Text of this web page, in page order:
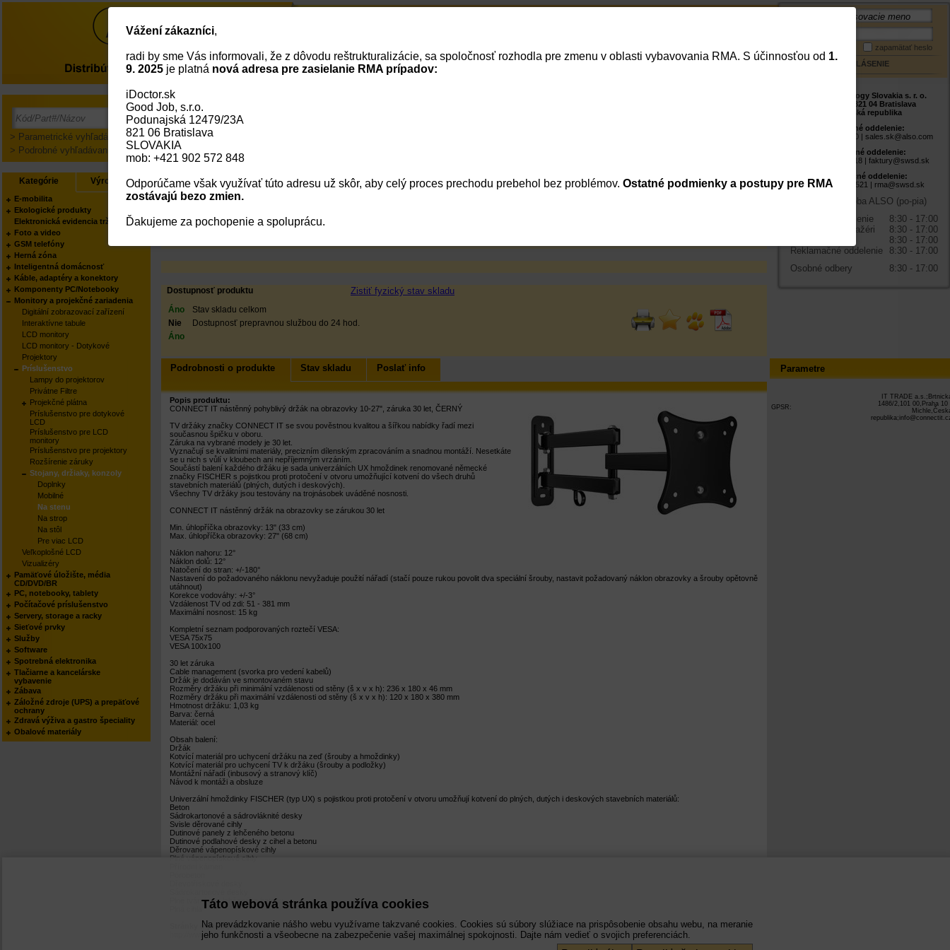
CONNECT IT nástěnný pohyblivý držák na obrazovky 10-27", záruka 30 let, ČERNÝ
PODĽA KATEGÓRIE:
PODĽA KATEGÓRIE:
PODĽA VÝROBCU:
Status
Part No.: CMH-2010-BK
EAN Kód:
Váš obchodník:
Produkt manager:
Dostupnosť produktu Zistiť fyzický stav skladu
Áno
Nie
Áno
Stav skladu celkom
Dostupnosť prepravnou službou do 24 hod.
Parametre
GPSR:
IT TRADE
1486/2,101 00,Praha 10
Podrobnosti o produkte Stav skladu Poslať info
Popis produktu:
CONNECT IT nástěnný pohyblivý držák na obrazovky 10-27", záruka 30 let, ČERNÝ
TV držáky značky CONNECT IT se svou pověstnou kvalitou a šířkou nabídky řadí mezi
současnou špičku v oboru.
Záruka na vybrané modely je 30 let.
Vyznačují se kvalitními materiály, precizním dílenským zpracováním a snadnou montáží. Nesetkáte
se u nich s vůlí v kloubech ani nepříjemným vrzáním.
Součástí balení každého držáku je sada univerzálních UX hmoždinek renomované německé
značky FISCHER s pojistkou proti protočení v otvoru umožňující kotvení do všech druhů
stavebních materiálů (plných, dutých i deskových).
Všechny TV držáky jsou testovány na trojnásobek uváděné nosnosti.
CONNECT IT nástěnný držák na obrazovky se zárukou 30 let
Min. úhlopříčka obrazovky: 13" (33 cm)
Max. úhlopříčka obrazovky: 27" (68 cm)
Náklon nahoru: 12°
Náklon dolů: 12°
Natočení do stran: +/-180°
Nastavení do požadovaného náklonu nevyžaduje použití nářadí (stačí pouze rukou povolit dva speciální šrouby, nastavit požadovaný náklon obrazovky a šrouby opětovně
utáhnout)
Korekce vodováhy: +/-3°
Vzdálenost TV od zdi: 51 - 381 mm
Maximální nosnost: 15 kg
Kompletní seznam podporovaných roztečí VESA:
VESA 75x75
VESA 100x100
30 let záruka
Cable management (svorka pro vedení kabelů)
Držák je dodáván ve smontovaném stavu
Rozměry držáku při minimální vzdálenosti od stěny (š x v x h): 236 x 180 x 46 mm
Rozměry držáku při maximální vzdálenosti od stěny (š x v x h): 120 x 180 x 380 mm
Hmotnost držáku: 1,03 kg
Barva: černá
Materiál: ocel
Obsah balení:
Držák
Kotvící materiál pro uchycení držáku na zeď (šrouby a hmoždinky)
Kotvící materiál pro uchycení TV k držáku (šrouby a podložky)
Montážní nářadí (inbusový a stranový klíč)
Návod k montáži a obsluze
Univerzální hmoždinky FISCHER (typ UX) s pojistkou proti protočení v otvoru umožňují kotvení do plných, dutých i deskových stavebních materiálů:
Beton
Sádrokartonové a sádrovláknité desky
Svisle děrované cihly
Dutinové panely z lehčeného betonu
Dutinové podlahové desky z cihel a betonu
Děrované vápenopískové cihly
Plné vápenopískové cihly
Plné tvárnice z lehčeného betonu
Stránky o produkte:
http://www.connectit-europe.com/
> Parametrické vyhľadávanie
> Podrobné vyhľadávanie
Kategórie Výrobcovia
E-mobilita
Ekologické produkty
Elektronická evidencia tržieb
Foto a video
GSM telefóny
Herná zóna
Inteligentná domácnosť
Káble, adaptéry a konektory
Komponenty PC/Notebooky
Monitory a projekčné zariadenia
Digitální zobrazovací zařízení
Interaktívne tabule
LCD monitory
LCD monitory - Dotykové
Projektory
Príslušenstvo
Lampy do projektorov
Privátne Filtre
Projekčné plátna
Príslušenstvo pre dotykové
LCD
Príslušenstvo pre LCD
monitory
Príslušenstvo pre projektory
Rozšírenie záruky
Stojany, držiaky, konzoly
Doplnky
Mobilné
Na stenu
Na strop
Na stôl
Pre viac LCD
Veľkoplošné LCD
Vizualizéry
Pamäťové úložište, média
CD/DVD/BR
PC, notebooky, tablety
Počítačové príslušenstvo
Servery, storage a racky
Sieťové prvky
Služby
Software
Spotrebná elektronika
Tlačiarne a kancelárske
vybavenie
Zábava
Záložné zdroje (UPS) a prepäťové
ochrany
Zdravá výživa a gastro špeciality
Obalové materiály
O nás Cenník Vaše dokumenty Vaša firma Reklamácie Košík Prihlásenie
ALSO Technology Slovakia s. r. o.
Studená 5, 821 04 Bratislava
Slovenská republika
Obchodné oddelenie:
+421 2 48 200 500 | sales.sk@also.com
Fakturačné oddelenie:
+421 2 48 200 518 | faktury@swsd.sk
Reklamačné oddelenie:
+421 2 48 200 521 | rma@swsd.sk
Prevádzková doba ALSO (po-pia)
Obchodné oddelenie
8:30 - 17:00
Produktoví manažéri
8:30 - 17:00
8:30 - 17:00
Reklamačné oddelenie
8:30 - 17:00
Osobné odbery
8:30 - 17:00
zapamätať heslo
PRIHLÁSENIE
Táto webová stránka používa cookies
Na prevádzkovanie nášho webu využívame takzvané cookies. Cookies sú súbory slúžiace na prispôsobenie obsahu webu, na meranie
jeho funkčnosti a všeobecne na zabezpečenie vašej maximálnej spokojnosti. Dajte nám vedieť o svojich preferenciách.
Vážení zákazníci,
radi by sme Vás informovali, že z dôvodu reštrukturalizácie, sa spoločnosť rozhodla pre zmenu v oblasti vybavovania RMA. S účinnosťou od 1.
9. 2025 je platná nová adresa pre zasielanie RMA prípadov:
iDoctor.sk
Good Job, s.r.o.
Podunajská 12479/23A
821 06 Bratislava
SLOVAKIA
mob: +421 902 572 848
Odporúčame však využívať túto adresu už skôr, aby celý proces prechodu prebehol bez problémov. Ostatné podmienky a postupy pre RMA
zostávajú bezo zmien.
Ďakujeme za pochopenie a spoluprácu.